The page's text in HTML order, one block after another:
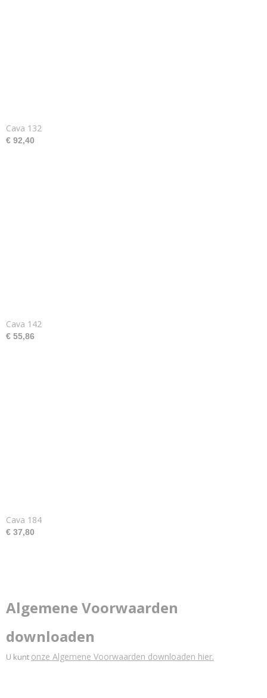
Cava 132
€ 92,40
Cava 142
€ 55,86
Cava 184
€ 37,80
Algemene Voorwaarden
downloaden
U kunt onze Algemene Voorwaarden downloaden hier.